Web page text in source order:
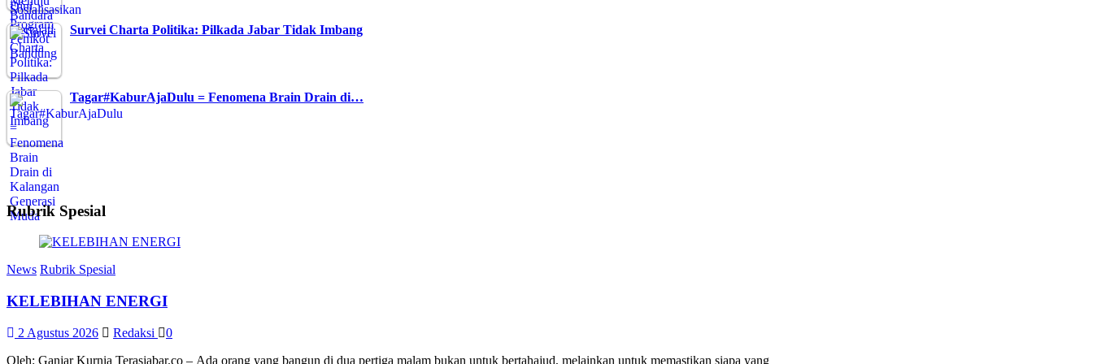
Survei Charta Politika: Pilkada Jabar Tidak Imbang
Tagar#KaburAjaDulu = Fenomena Brain Drain di…
Rubrik Spesial
News Rubrik Spesial
KELEBIHAN ENERGI
2 Agustus 2026 Redaksi
0
Oleh: Ganjar Kurnia Terasjabar.co – Ada orang yang bangun di dua pertiga malam bukan untuk bertahajud, melainkan untuk memastikan siapa yang